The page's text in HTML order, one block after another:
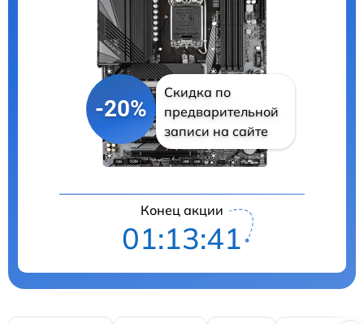
-20%
Скидка по
предварительной
записи на сайте
Конец акции
01:13:40